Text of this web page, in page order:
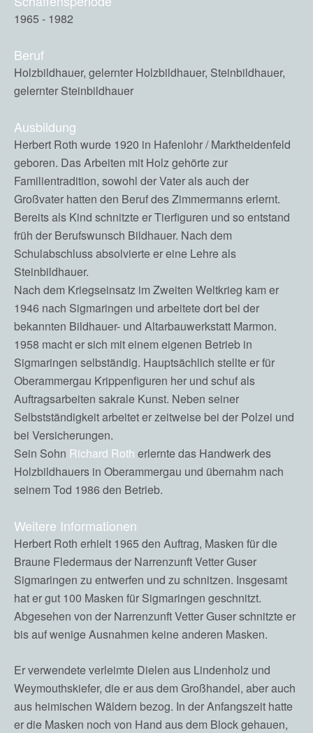
1965 - 1982
Beruf
Holzbildhauer, gelernter Holzbildhauer, Steinbildhauer,
gelernter Steinbildhauer
Ausbildung
Herbert Roth wurde 1920 in Hafenlohr / Marktheidenfeld
geboren. Das Arbeiten mit Holz gehörte zur
Familientradition, sowohl der Vater als auch der
Großvater hatten den Beruf des Zimmermanns erlernt.
Bereits als Kind schnitzte er Tierfiguren und so entstand
früh der Berufswunsch Bildhauer. Nach dem
Schulabschluss absolvierte er eine Lehre als
Steinbildhauer.
Nach dem Kriegseinsatz im Zweiten Weltkrieg kam er
1946 nach Sigmaringen und arbeitete dort bei der
bekannten Bildhauer- und Altarbauwerkstatt Marmon.
1958 macht er sich mit einem eigenen Betrieb in
Sigmaringen selbständig. Hauptsächlich stellte er für
Oberammergau Krippenfiguren her und schuf als
Auftragsarbeiten sakrale Kunst. Neben seiner
Selbstständigkeit arbeitet er zeitweise bei der Polzei und
bei Versicherungen.
Sein Sohn Richard Roth erlernte das Handwerk des
Holzbildhauers in Oberammergau und übernahm nach
seinem Tod 1986 den Betrieb.
Weitere Informationen
Herbert Roth erhielt 1965 den Auftrag, Masken für die
Braune Fledermaus der Narrenzunft Vetter Guser
Sigmaringen zu entwerfen und zu schnitzen. Insgesamt
hat er gut 100 Masken für Sigmaringen geschnitzt.
Abgesehen von der Narrenzunft Vetter Guser schnitzte er
bis auf wenige Ausnahmen keine anderen Masken.
Er verwendete verleimte Dielen aus Lindenholz und
Weymouthskiefer, die er aus dem Großhandel, aber auch
aus heimischen Wäldern bezog. In der Anfangszeit hatte
er die Masken noch von Hand aus dem Block gehauen,